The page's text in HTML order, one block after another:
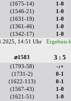
(1675-14) 1-0
(1546-21) 1-0
(1631-19) 1-0
(1361-46) 1-0
(1342-17) 1-0
14:51 Uhr Ergebnis
⌀1583 3 : 5
(1793-58) -:+
(1731-2) 0-1
(1622-113) 0-1
(1567-43) 1-0
(1621-51) 1-0